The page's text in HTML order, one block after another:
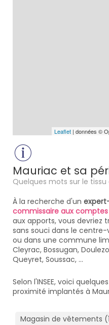
Leaflet | données ©
Mauriac et sa
Quelques mots sur le
À la recherche d'un
commissaire aux
aux apports, vous devriez
sans souci dans le
ou dans une commune
Cleyrac, Bossugan,
Queyret, Soussac, ...
Selon l'INSEE, voici
proximité implantés à
Magasin de vêtements